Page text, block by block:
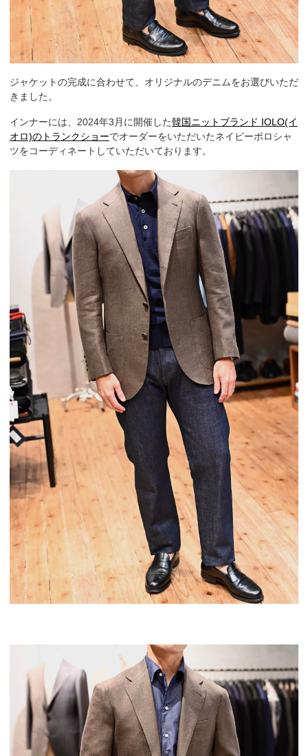
ジャケットの完成に合わせて、オリジナルのデニムをお選びいただ
きました。
インナーには、2024年3月に開催した韓国ニットブランド IOLO(イ
オロ)のトランクショーでオーダーをいただいたネイビーポロシャ
ツをコーディネートしていただいております。